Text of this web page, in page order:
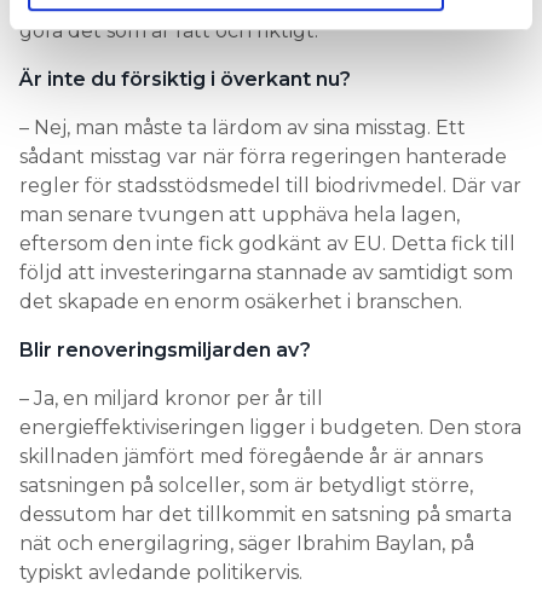
göra det som är rätt och riktigt.
Är inte du försiktig i överkant nu?
– Nej, man måste ta lärdom av sina misstag. Ett
sådant misstag var när förra regeringen hanterade
regler för stadsstödsmedel till biodrivmedel. Där var
man senare tvungen att upphäva hela lagen,
eftersom den inte fick godkänt av EU. Detta fick till
följd att investeringarna stannade av samtidigt som
det skapade en enorm osäkerhet i branschen.
Blir renoveringsmiljarden av?
– Ja, en miljard kronor per år till
energieffektiviseringen ligger i budgeten. Den stora
skillnaden jämfört med föregående år är annars
satsningen på solceller, som är betydligt större,
dessutom har det tillkommit en satsning på smarta
nät och energilagring, säger Ibrahim Baylan, på
typiskt avledande politikervis.